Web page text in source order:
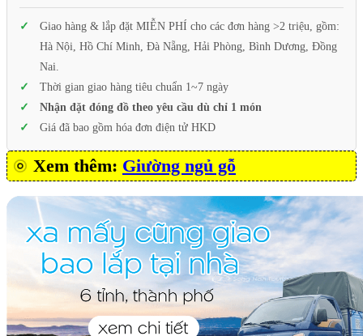
Giao hàng & lắp đặt MIỄN PHÍ cho các đơn hàng >2 triệu, gồm:
Hà Nội, Hồ Chí Minh, Đà Nẵng, Hải Phòng, Bình Dương, Đồng
Nai.
Thời gian giao hàng tiêu chuẩn 1~7 ngày
Nhận đặt đóng đồ theo yêu cầu dù chỉ 1 món
Giá đã bao gồm hóa đơn điện tử HKD
Xem thêm: Giường ngủ gỗ